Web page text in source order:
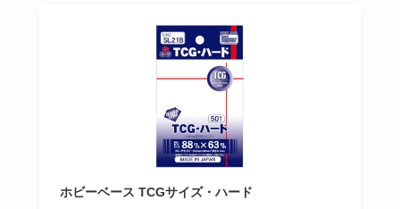
ホビーベース TCGサイズ・ハード